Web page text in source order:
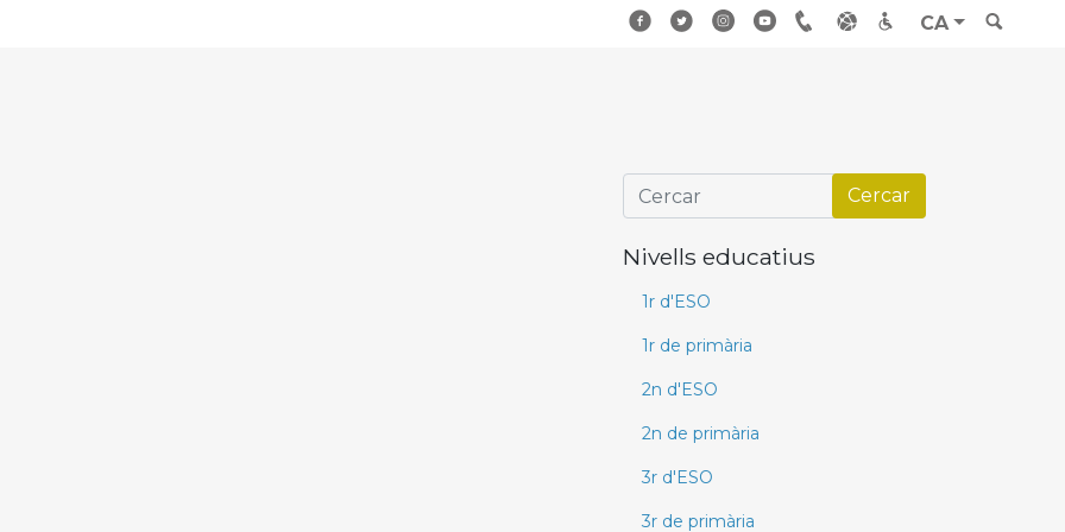
CA
Nivells educatius
1r d'ESO
1r de primària
2n d'ESO
2n de primària
3r d'ESO
3r de primària